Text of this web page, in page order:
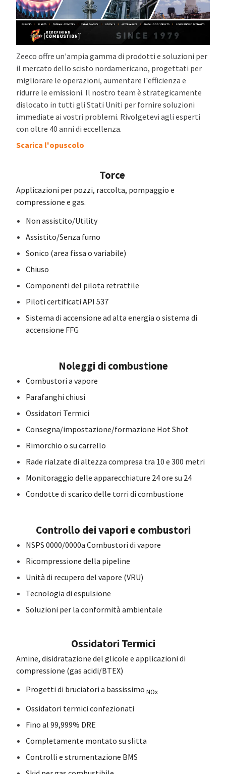
Zeeco offre un'ampia gamma di prodotti e soluzioni per
il mercato dello scisto nordamericano, progettati per
migliorare le operazioni, aumentare l'efficienza e
ridurre le emissioni. Il nostro team è strategicamente
dislocato in tutti gli Stati Uniti per fornire soluzioni
immediate ai vostri problemi. Rivolgetevi agli esperti
con oltre 40 anni di eccellenza.
Scarica l'opuscolo
Torce
Applicazioni per pozzi, raccolta, pompaggio e
compressione e gas.
Non assistito/Utility
Assistito/Senza fumo
Sonico (area fissa o variabile)
Chiuso
Componenti del pilota retrattile
Piloti certificati API 537
Sistema di accensione ad alta energia o sistema di
accensione FFG
Noleggi di combustione
Combustori a vapore
Parafanghi chiusi
Ossidatori Termici
Consegna/impostazione/formazione Hot Shot
Rimorchio o su carrello
Rade rialzate di altezza compresa tra 10 e 300 metri
Monitoraggio delle apparecchiature 24 ore su 24
Condotte di scarico delle torri di combustione
Controllo dei vapori e combustori
NSPS 0000/0000a Combustori di vapore
Ricompressione della pipeline
Unità di recupero del vapore (VRU)
Tecnologia di espulsione
Soluzioni per la conformità ambientale
Ossidatori Termici
Amine, disidratazione del glicole e applicazioni di
compressione (gas acidi/BTEX)
Progetti di bruciatori a bassissimoNOx
Ossidatori termici confezionati
Fino al 99,999% DRE
Completamente montato su slitta
Controlli e strumentazione BMS